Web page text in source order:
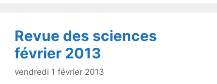
Revue des sciences
février 2013
vendredi 1 février 2013